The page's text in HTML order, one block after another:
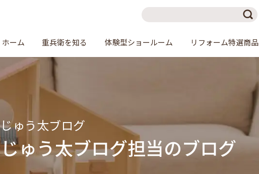
ホーム 重兵衛を知る 体験型ショールーム リフォーム特選商品
じゅう太ブログ
じゅう太ブログ担当のブログ